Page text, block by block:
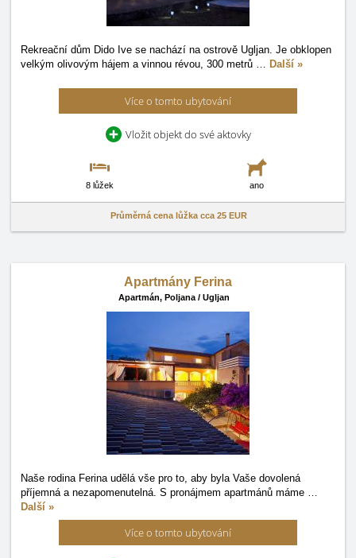
Rekreační dům Dido Ive se nachází na ostrově Ugljan. Je obklopen
velkým olivovým hájem a vinnou révou, 300 metrů … Další »
Více o tomto ubytování
Vložit objekt do své aktovky
8 lůžek ano
Průměrná cena lůžka cca 25 EUR
Apartmány Ferina
Apartmán, Poljana / Ugljan
Naše rodina Ferina udělá vše pro to, aby byla Vaše dovolená
příjemná a nezapomenutelná. S pronájmem apartmánů máme …
Další »
Více o tomto ubytování